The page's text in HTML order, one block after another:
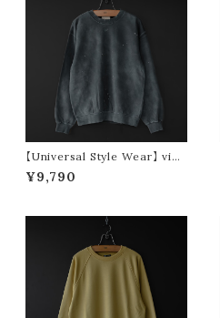
【Universal Style Wear】 vint
age style crew sweat (blac
k)
¥9,790